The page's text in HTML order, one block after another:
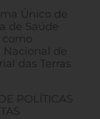
Único de
de Saúde
como
de
das Terras
POLÍTICAS